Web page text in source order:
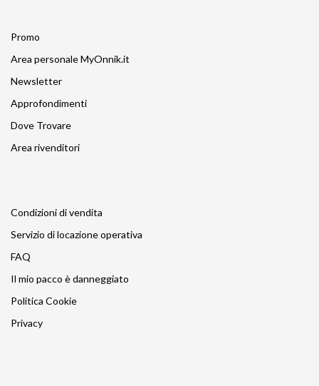
Promo
Area personale MyOnnik.it
Newsletter
Approfondimenti
Dove Trovare
Area rivenditori
Condizioni di vendita
Servizio di locazione operativa
FAQ
Il mio pacco è danneggiato
Politica Cookie
Privacy